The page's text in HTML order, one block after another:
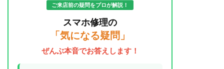
ご来店前の疑問をプロが解説！
スマホ修理の
「気になる疑問」
ぜんぶ本音でお答えします！